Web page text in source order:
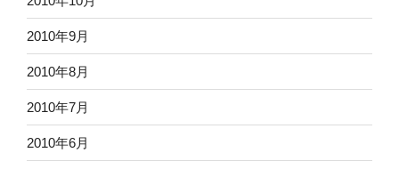
2010年9月
2010年8月
2010年7月
2010年6月